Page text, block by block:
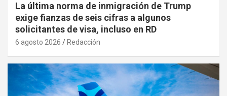
La última norma de inmigración de Trump
exige fianzas de seis cifras a algunos
solicitantes de visa, incluso en RD
6 agosto 2026 Redacción